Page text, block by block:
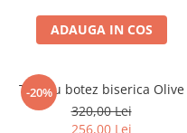
ADAUGA IN COS
-20%
Trusou botez biserica Olive
320,00 Lei
256,00 Lei